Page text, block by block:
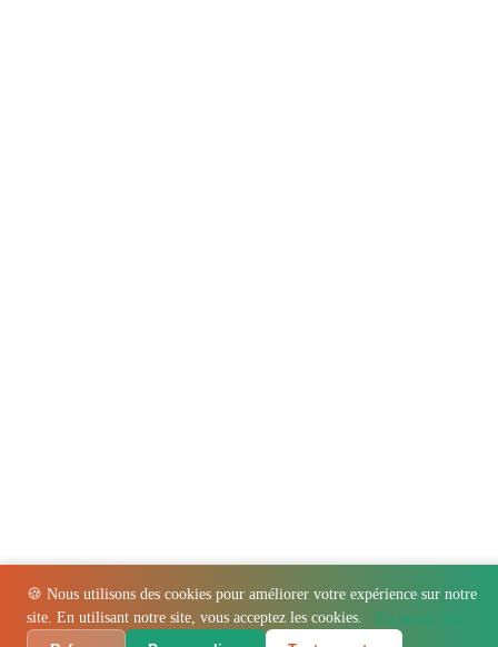
🍪 Nous utilisons des cookies pour améliorer votre expérience sur notre
site. En utilisant notre site, vous acceptez les cookies.
En savoir plus